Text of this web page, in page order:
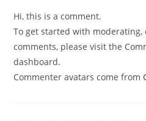
Hi, this is a comment.
To get started with
comments, please visit the
dashboard.
Commenter avatars come from